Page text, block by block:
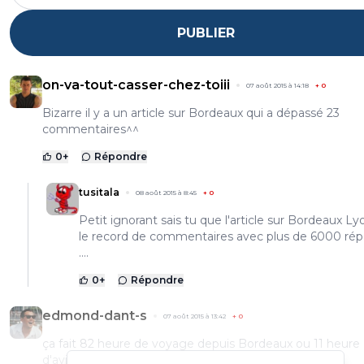
PUBLIER
on-va-tout-casser-chez-toiii 07 août 2015 à 14:18 + 0
Bizarre il y a un article sur Bordeaux qui a dépassé 23
commentaires^^
0+ Répondre
tusitala 08 août 2015 à 8:45 + 0
Petit ignorant sais tu que l'article sur Bordeaux
le record de commentaires avec plus de 6000
....
0+ Répondre
edmond-dant-s 07 août 2015 à 13:42 + 0
ça fait 82 heure de voyage depuis Bordeaux ou 11 heure